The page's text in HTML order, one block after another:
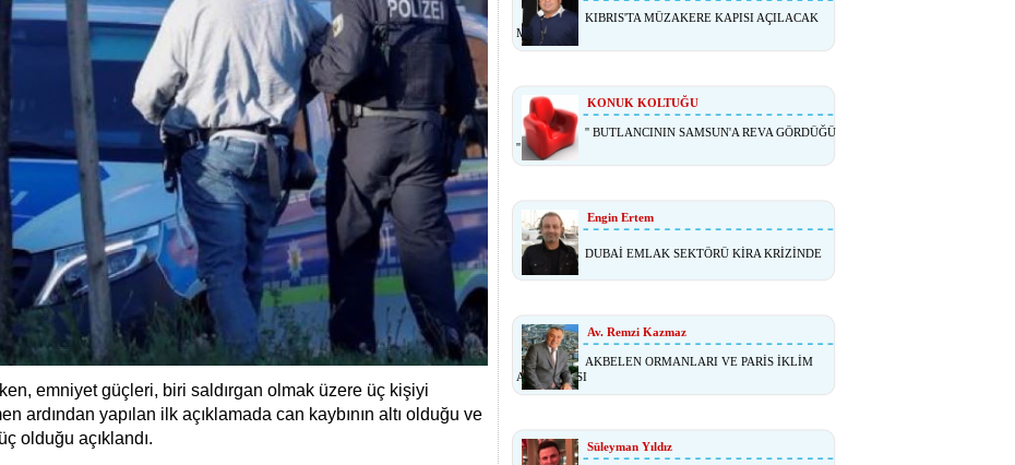
emniyet güçleri, biri saldırgan olmak üzere üç kişiyi
ardından yapılan ilk açıklamada can kaybının altı olduğu ve
olduğu açıklandı.
KIBRIS'TA MÜZAKERE KAPISI AÇILACAK
MI?
KONUK KOLTUĞU
'' BUTLANCININ SAMSUN'A REVA GÖRDÜĞÜ
''
Engin Ertem
DUBAİ EMLAK SEKTÖRÜ KİRA KRİZİNDE
Av. Remzi Kazmaz
AKBELEN ORMANLARI VE PARİS İKLİM
ANLAŞMASI
Süleyman Yıldız